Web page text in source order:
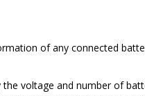
of any connected
voltage and number of